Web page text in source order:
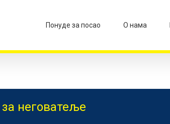
Понуде за посао О нама
неговатеље